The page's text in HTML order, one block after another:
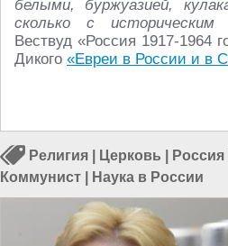
белыми, буржуазией,
сколько с
Вествуд «Россия 1917-1964
Дикого «Евреи в России и в
Религия Церковь Россия
Коммунист
Наука в России